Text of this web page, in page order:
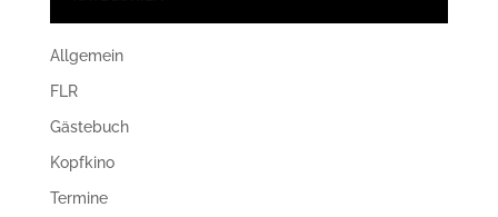
Allgemein
FLR
Gästebuch
Kopfkino
Termine